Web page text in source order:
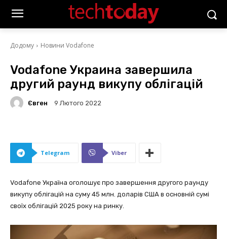
Додому Новини Vodafone
Vodafone Украина завершила
другий раунд викупу облігацій
Євген 9 Лютого 2022
Telegram Viber
Vodafone Україна оголошує про завершення другого раунду
викупу облігацій на суму 45 млн. доларів США в основній сумі
своїх облігацій 2025 року на ринку.